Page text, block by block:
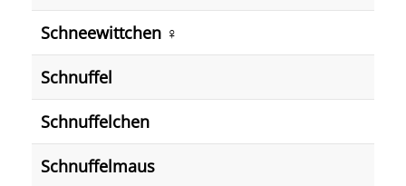
Schneewittchen ♀️
Schnuffel
Schnuffelchen
Schnuffelmaus